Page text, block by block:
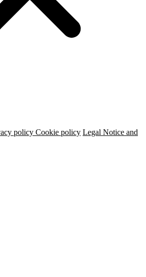
policy Cookie policy Legal Notice and